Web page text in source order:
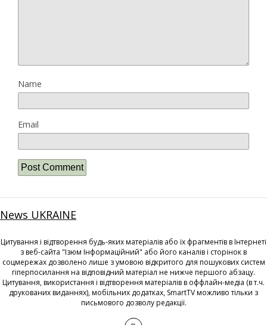
Name
Email
News UKRAINE
Цитування і відтворення будь-яких матеріалів або їх фрагментів в Інтернеті
з веб-сайта "Ізюм Інформаційний" або його каналів і сторінок в
соцмережах дозволено лише з умовою відкритого для пошукових систем
гіперпосилання на відповідний матеріал не нижче першого абзацу.
Цитування, використання і відтворення матеріалів в оффлайн-медіа (в т.ч.
друкованих виданнях), мобільних додатках, SmartTV можливо тільки з
письмового дозволу редакції.